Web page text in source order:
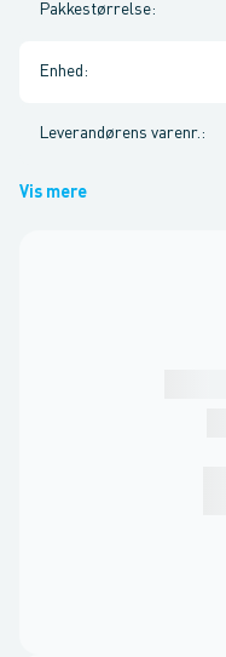
Pakkestørrelse:
Enhed :
Leverandørens varenr. :
Vis mere